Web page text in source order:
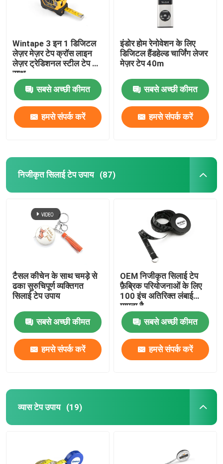
Wintape 3 इन 1 डिजिटल
लेज़र मेज़र टेप क्रॉस लाइन
लेज़र ट्रेडिशनल स्टील टेप के
साथ
सबसे अच्छी कीमत
हमसे संपर्क करें
इंडोर होम रेनोवेशन के लिए
डिजिटल हैंडहेल्ड चार्जिंग लेजर
मेज़र टेप 40m
सबसे अच्छी कीमत
हमसे संपर्क करें
निजीकृत सिलाई टेप उपाय (87)
टैसल कीचेन के साथ चमड़े से
ढका सुरुचिपूर्ण व्यक्तिगत
सिलाई टेप उपाय
सबसे अच्छी कीमत
हमसे संपर्क करें
OEM निजीकृत सिलाई टेप
फ़ैब्रिक परियोजनाओं के लिए
100 इंच अतिरिक्त लंबाई
मापता है
सबसे अच्छी कीमत
हमसे संपर्क करें
व्यास टेप उपाय (19)